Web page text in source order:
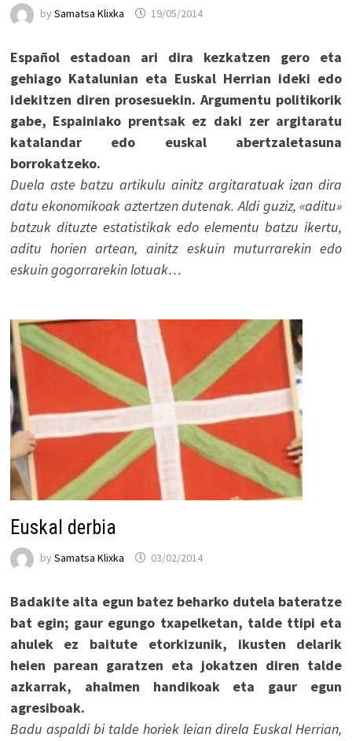
by Samatsa Klixka 19/05/2014
Español estadoan ari dira kezkatzen gero eta
gehiago Katalunian eta Euskal Herrian ideki edo
idekitzen diren prosesuekin. Argumentu politikorik
gabe, Espainiako prentsak ez daki zer argitaratu
katalandar edo euskal abertzaletasuna
borrokatzeko.
Duela aste batzu artikulu ainitz argitaratuak izan dira
datu ekonomikoak aztertzen dutenak. Aldi guziz, «aditu»
batzuk dituzte estatistikak edo elementu batzu ikertu,
aditu horien artean, ainitz eskuin muturrarekin edo
eskuin gogorrarekin lotuak…
Euskal derbia
by Samatsa Klixka 03/02/2014
Badakite alta egun batez beharko dutela bateratze
bat egin; gaur egungo txapelketan, talde ttipi eta
ahulek ez baitute etorkizunik, ikusten delarik
heien parean garatzen eta jokatzen diren talde
azkarrak, ahalmen handikoak eta gaur egun
agresiboak.
Badu aspaldi bi talde horiek leian direla Euskal Herrian,